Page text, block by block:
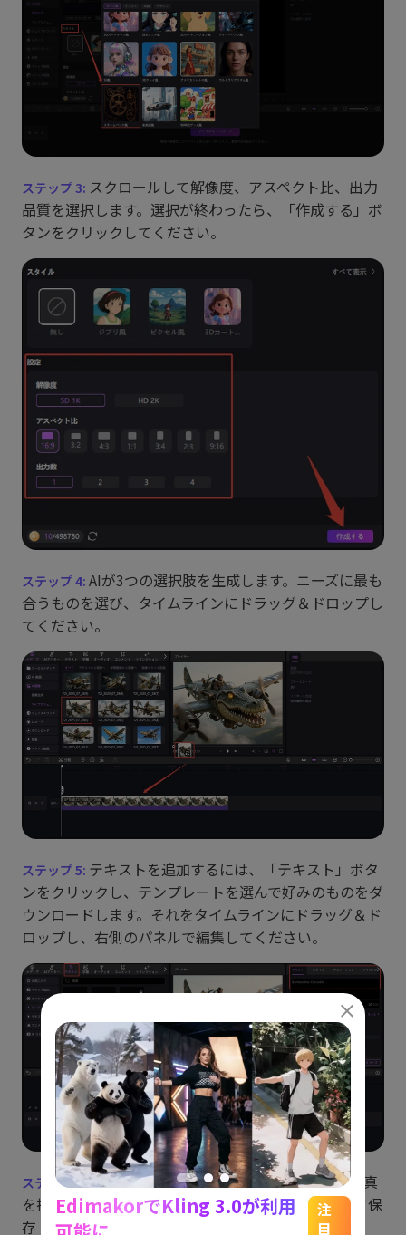
スクロールして解像度、アスペクト比、出力
品質を選択します。選択が終わったら、「作成する」ボ
タンをクリックしてください。
AIが3つの選択肢を生成します。ニーズに最も
合うものを選び、タイムラインにドラッグ＆ドロップし
てください。
テキストを追加するには、「テキスト」ボタ
ンをクリックし、テンプレートを選んで好みのものをダ
ウンロードします。それをタイムラインにドラッグ＆ド
ロップし、右側のパネルで編集してください。
カメラアイコンをクリックすると作品の写真
を撮れます。または「エクスポート」ボタンを押して保
存・共有が可能です。
EdimakorでKling 3.0が利用
注
目